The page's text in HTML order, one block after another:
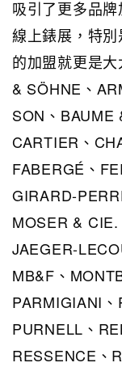
吸引了更多品
線上錶展，特
的加盟就更是
& SÖHNE、
SON、BAUME
CARTIER、
FABERGÉ、
GIRARD-
MOSER & CIE.
JAEGER-
MB&F、
PARMIGIANI
PURNELL、
RESSENCE、